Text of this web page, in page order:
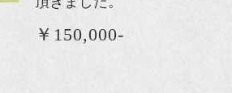
￥150,000-